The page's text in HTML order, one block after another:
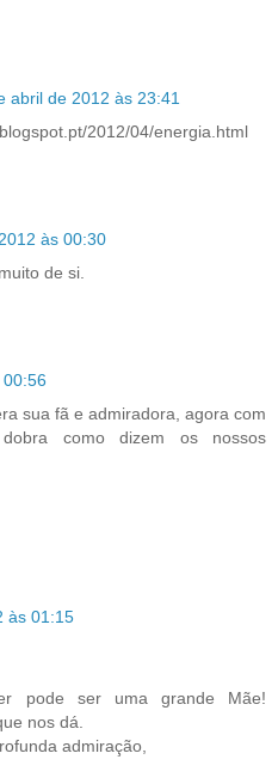
abril de 2012 às 23:41
2012/04/energia.html
às 00:30
de si.
sua fã e admiradora, agora com
como dizem os nossos
às 01:15
pode ser uma grande Mãe!
nos dá.
admiração,